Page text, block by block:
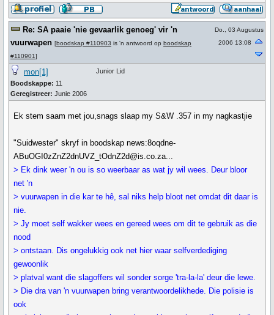
Re: SA paaie 'nie gevaarlik genoeg' vir 'n
vuurwapen [boodskap #110903 is 'n antwoord op boodskap
#110901]
Do., 03 Augustus
2006 13:08
mon[1]
Boodskappe: 11
Geregistreer: Junie 2006
Junior Lid
Ek stem saam met jou,snags slaap my S&W .357 in my nagkastjie
"Suidwester" skryf in boodskap news:8oqdne-
ABuOGI0zZnZ2dnUVZ_tOdnZ2d@is.co.za...
> Ek dink weer 'n ou is so weerbaar as wat jy wil wees. Deur bloor
net 'n
> vuurwapen in die kar te hê, sal niks help bloot net omdat dit daar is
nie.
> Jy moet self wakker wees en gereed wees om dit te gebruik as die
nood
> ontstaan. Dis ongelukkig ook net hier waar selfverdediging
gewoonlik
> platval want die slagoffers wil sonder sorge 'tra-la-la' deur die lewe.
> Die dra van 'n vuurwapen bring verantwoordelikhede. Die polisie is
ook